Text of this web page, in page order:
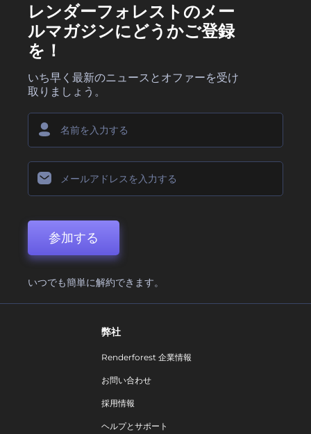
レンダーフォレストのメー
ルマガジンにどうかご登録
を！
いち早く最新のニュースとオファーを受け
取りましょう。
参加する
いつでも簡単に解約できます。
弊社
Renderforest 企業情報
お問い合わせ
採用情報
ヘルプとサポート